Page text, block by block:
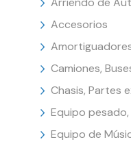
Accesorios
Camiones,
Chasis, Partes
Equipo
Equipo de